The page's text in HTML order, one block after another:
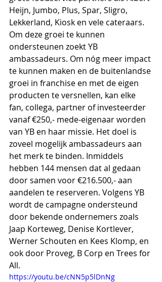
Heijn, Jumbo, Plus, Spar, Sligro,
Lekkerland, Kiosk en vele cateraars.
Om deze groei te kunnen
ondersteunen zoekt YB
ambassadeurs. Om nóg meer impact
te kunnen maken en de buitenlandse
groei in franchise en met de eigen
producten te versnellen, kan elke
fan, collega, partner of investeerder
vanaf €250,- mede-eigenaar worden
van YB en haar missie. Het doel is
zoveel mogelijk ambassadeurs aan
het merk te binden. Inmiddels
hebben 144 mensen dat al gedaan
door samen voor €216.500,- aan
aandelen te reserveren. Volgens YB
wordt de campagne ondersteund
door bekende ondernemers zoals
Jaap Korteweg, Denise Kortlever,
Werner Schouten en Kees Klomp, en
ook door Proveg, B Corp en Trees for
All.
https://youtu.be/cNN5p5lDnNg